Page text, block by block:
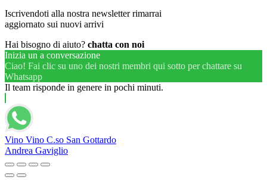
Iscrivendoti alla nostra newsletter rimarrai
aggiornato sui nuovi arrivi
Hai bisogno di aiuto? chatta con noi
Inizia un a conversazione
Ciao! Fai clic su uno dei nostri membri qui sotto per chattare su
Whatsapp
Il team risponde in genere in pochi minuti.
Vino Vino C.so San Gottardo
Andrea Gaviglio